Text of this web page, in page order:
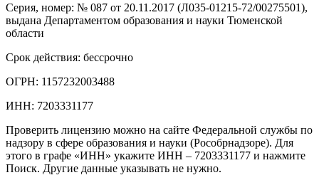
Серия, номер: № 087 от 20.11.2017 (Л035-01215-72/00275501),
выдана Департаментом образования и науки Тюменской
области
Срок действия: бессрочно
ОГРН: 1157232003488
ИНН: 7203331177
Проверить лицензию можно на сайте Федеральной службы по
надзору в сфере образования и науки (Рособрнадзоре). Для
этого в графе «ИНН» укажите ИНН – 7203331177 и нажмите
Поиск. Другие данные указывать не нужно.